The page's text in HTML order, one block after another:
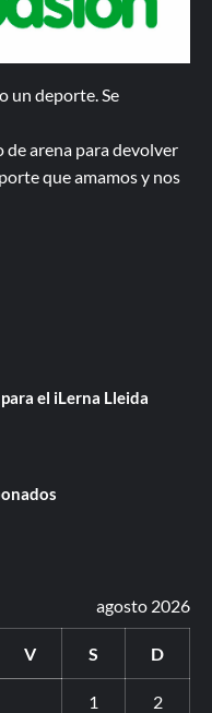
un deporte. Se
arena para devolver
que amamos y nos
el iLerna Lleida
agosto 2026
V S D
1 2